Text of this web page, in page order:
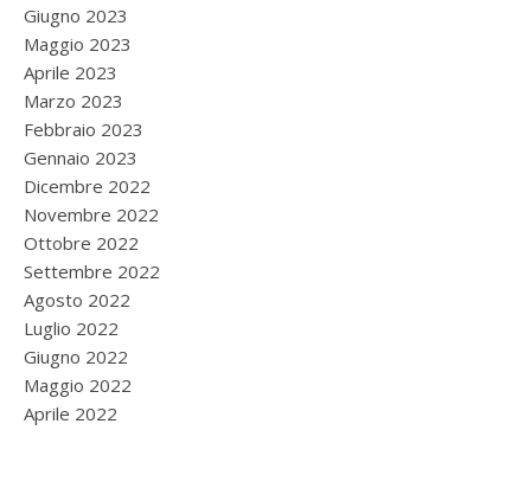
Giugno 2023
Maggio 2023
Aprile 2023
Marzo 2023
Febbraio 2023
Gennaio 2023
Dicembre 2022
Novembre 2022
Ottobre 2022
Settembre 2022
Agosto 2022
Luglio 2022
Giugno 2022
Maggio 2022
Aprile 2022